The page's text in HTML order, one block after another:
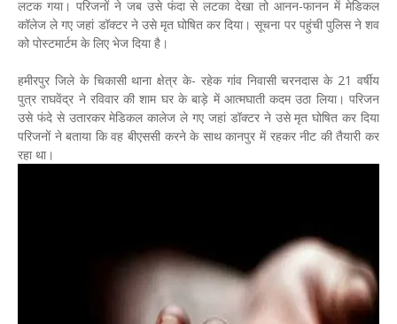
लटक गया। परिजनों ने जब उसे फंदा से लटका देखा तो आनन-फानन में मेडिकल
कॉलेज ले गए जहां डॉक्टर ने उसे मृत घोषित कर दिया। सूचना पर पहुंची पुलिस ने शव
को पोस्टमार्टम के लिए भेज दिया है।
हमीरपुर जिले के चिकासी थाना क्षेत्र के- रहेक गांव निवासी चरनदास के 21 वर्षीय
पुत्र राघवेंद्र ने रविवार की शाम घर के बाड़े में आत्मघाती कदम उठा लिया। परिजन
उसे फंदे से उतारकर मेडिकल कालेज ले गए जहां डॉक्टर ने उसे मृत घोषित कर दिया
परिजनों ने बताया कि वह बीएससी करने के साथ कानपुर में रहकर नीट की तैयारी कर
रहा था।